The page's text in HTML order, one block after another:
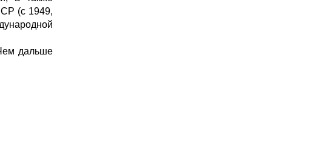
(с 1949,
дальше